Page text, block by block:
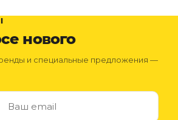
нового
и специальные предложения —